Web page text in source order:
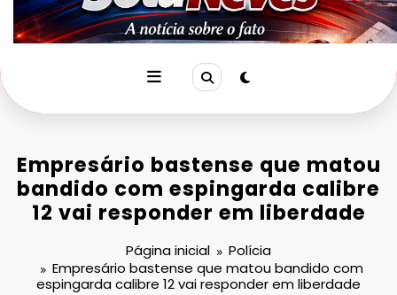
Empresário bastense que matou
bandido com espingarda calibre
12 vai responder em liberdade
Página inicial
Polícia
Empresário bastense que matou bandido com
espingarda calibre 12 vai responder em liberdade